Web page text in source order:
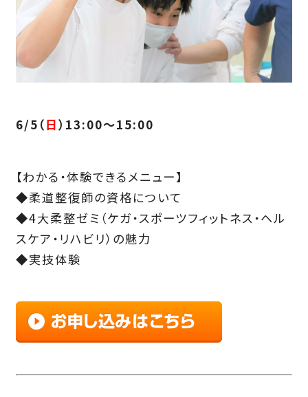
6/5（日）13:00～15:00
【わかる・体験できるメニュー】
◆柔道整復師の資格について
◆4大柔整ゼミ（ケガ・スポーツフィットネス・ヘル
スケア・リハビリ）の魅力
◆実技体験